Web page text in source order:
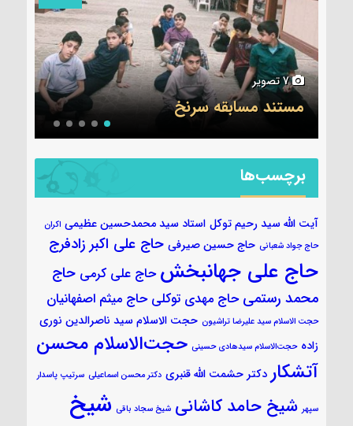
6 تصویر
جلسه قرآن ۷ آبان
برچسب‌ها
آیت الله سید رحیم توکل استاد سید محمدحسین عظیمی اکران
حاج جواد شعبانی حاج حسین صیرفی حاج علی اکبر زادفرج
حاج علی جهانبخش حاج علی کرمی حاج
محمد رستمی حاج مهدی توکلی حاج میثم اصفهانیان
حجت الاسلام سید علیرضا تراشیون حجت الاسلام سید ناصرالدین نوری
زاده حجت‌الاسلام سیدهادی حسینی حجت‌الاسلام محسن
آتشکار دکتر حشمت الله قنبری دکتر محسن اسماعیلی سرتیپ پاسدار
سپهر شیخ حامد کاشانی شیخ سجاد باقی شیخ